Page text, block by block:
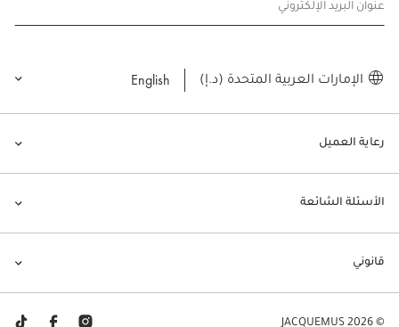
رعاية العميل
الأسئلة الشائعة
قانوني
عنوان البريد الإلكتروني
الإمارات العربية المتحدة (د.إ) English
© JACQUEMUS 2026